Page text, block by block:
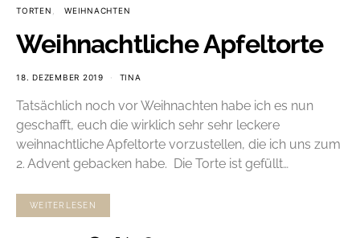
TORTEN WEIHNACHTEN
Weihnachtliche Apfeltorte
18. DEZEMBER 2019 TINA
Tatsächlich noch vor Weihnachten habe ich es nun
geschafft, euch die wirklich sehr sehr leckere
weihnachtliche Apfeltorte vorzustellen, die ich uns zum
2. Advent gebacken habe. Die Torte ist gefüllt…
WEITERLESEN